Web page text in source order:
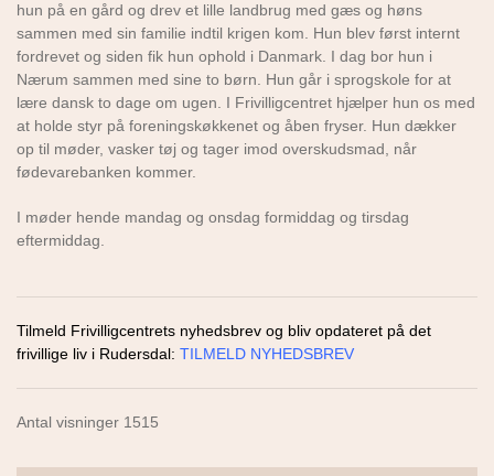
hun på en gård og drev et lille landbrug med gæs og høns
sammen med sin familie indtil krigen kom. Hun blev først internt
fordrevet og siden fik hun ophold i Danmark. I dag bor hun i
Nærum sammen med sine to børn. Hun går i sprogskole for at
lære dansk to dage om ugen. I Frivilligcentret hjælper hun os med
at holde styr på foreningskøkkenet og åben fryser. Hun dækker
op til møder, vasker tøj og tager imod overskudsmad, når
fødevarebanken kommer.
I møder hende mandag og onsdag formiddag og tirsdag
eftermiddag.
Tilmeld Frivilligcentrets nyhedsbrev og bliv opdateret på det
frivillige liv i Rudersdal: TILMELD NYHEDSBREV
Antal visninger 1515